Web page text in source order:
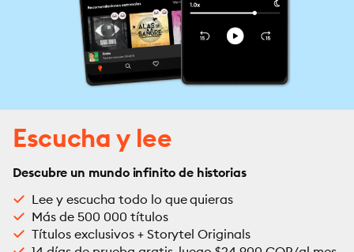
Escucha y lee
Descubre un mundo infinito de historias
Lee y escucha todo lo que quieras
Más de 500 000 títulos
Títulos exclusivos + Storytel Originals